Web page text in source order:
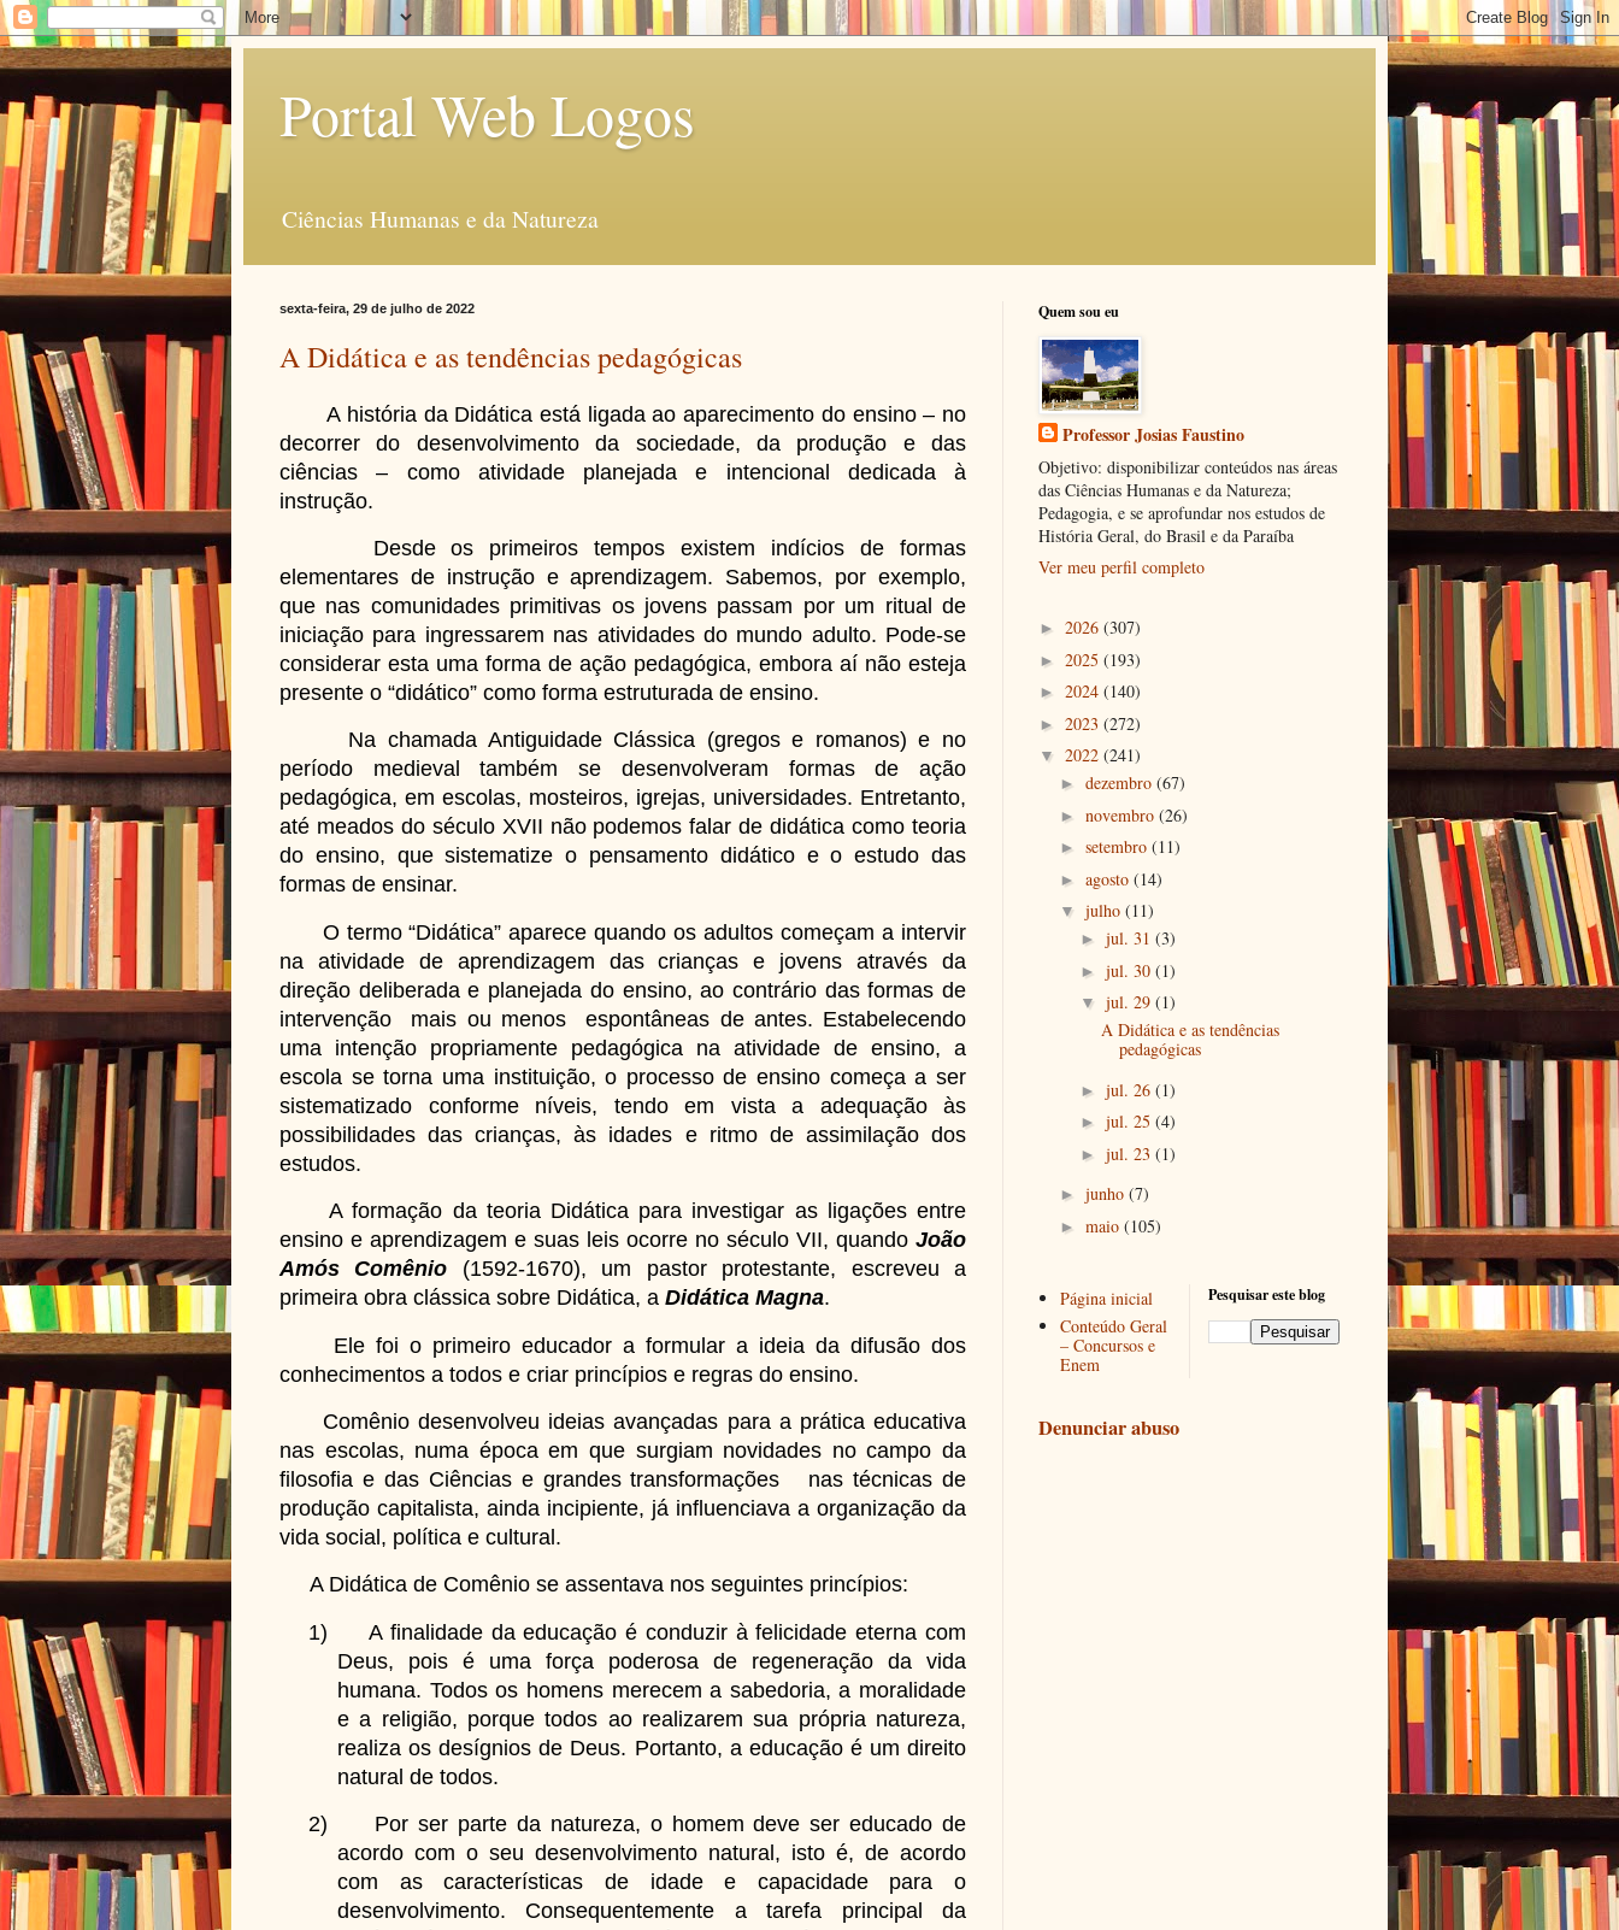
Portal Web Logos
Ciências Humanas e da Natureza
sexta-feira, 29 de julho de 2022
A Didática e as tendências pedagógicas
A história da Didática está ligada ao aparecimento do ensino – no
decorrer do desenvolvimento da sociedade, da produção e das
ciências – como atividade planejada e intencional dedicada à
instrução.
Desde os primeiros tempos existem indícios de formas
elementares de instrução e aprendizagem. Sabemos, por exemplo,
que nas comunidades primitivas os jovens passam por um ritual de
iniciação para ingressarem nas atividades do mundo adulto. Pode-se
considerar esta uma forma de ação pedagógica, embora aí não esteja
presente o “didático” como forma estruturada de ensino.
Na chamada Antiguidade Clássica (gregos e romanos) e no
período medieval também se desenvolveram formas de ação
pedagógica, em escolas, mosteiros, igrejas, universidades. Entretanto,
até meados do século XVII não podemos falar de didática como teoria
do ensino, que sistematize o pensamento didático e o estudo das
formas de ensinar.
O termo “Didática” aparece quando os adultos começam a intervir
na atividade de aprendizagem das crianças e jovens através da
direção deliberada e planejada do ensino, ao contrário das formas de
intervenção mais ou menos espontâneas de antes. Estabelecendo
uma intenção propriamente pedagógica na atividade de ensino, a
escola se torna uma instituição, o processo de ensino começa a ser
sistematizado conforme níveis, tendo em vista a adequação às
possibilidades das crianças, às idades e ritmo de assimilação dos
estudos.
A formação da teoria Didática para investigar as ligações entre
ensino e aprendizagem e suas leis ocorre no século VII, quando João
Amós Comênio
(1592-1670), um pastor protestante, escreveu a
primeira obra clássica sobre Didática, a Didática Magna.
Ele foi o primeiro educador a formular a ideia da difusão dos
conhecimentos a todos e criar princípios e regras do ensino.
Comênio desenvolveu ideias avançadas para a prática educativa
nas escolas, numa época em que surgiam novidades no campo da
filosofia e das Ciências e grandes transformações nas técnicas de
produção capitalista, ainda incipiente, já influenciava a organização da
vida social, política e cultural.
A Didática de Comênio se assentava nos seguintes princípios:
1)
A finalidade da educação é conduzir à felicidade eterna com
Deus, pois é uma força poderosa de regeneração da vida
humana. Todos os homens merecem a sabedoria, a moralidade
e a religião, porque todos ao realizarem sua própria natureza,
realiza os desígnios de Deus. Portanto, a educação é um direito
natural de todos.
2)
Por ser parte da natureza, o homem deve ser educado de
acordo com o seu desenvolvimento natural, isto é, de acordo
com as características de idade e capacidade para o
desenvolvimento. Consequentemente a tarefa principal da
Quem sou eu
Professor Josias Faustino
Objetivo: disponibilizar conteúdos nas áreas
das Ciências Humanas e da Natureza;
Pedagogia, e se aprofundar nos estudos de
História Geral, do Brasil e da Paraíba
Ver meu perfil completo
► 2026 (307)
► 2025 (193)
► 2024 (140)
► 2023 (272)
▼ 2022 (241)
► dezembro (67)
► novembro (26)
► setembro (11)
► agosto (14)
▼ julho (11)
► jul. 31 (3)
► jul. 30 (1)
▼ jul. 29 (1)
A Didática e as tendências
pedagógicas
► jul. 26 (1)
► jul. 25 (4)
► jul. 23 (1)
► junho (7)
► maio (105)
Página inicial
Conteúdo Geral
– Concursos e
Enem
Pesquisar este blog
Denunciar abuso